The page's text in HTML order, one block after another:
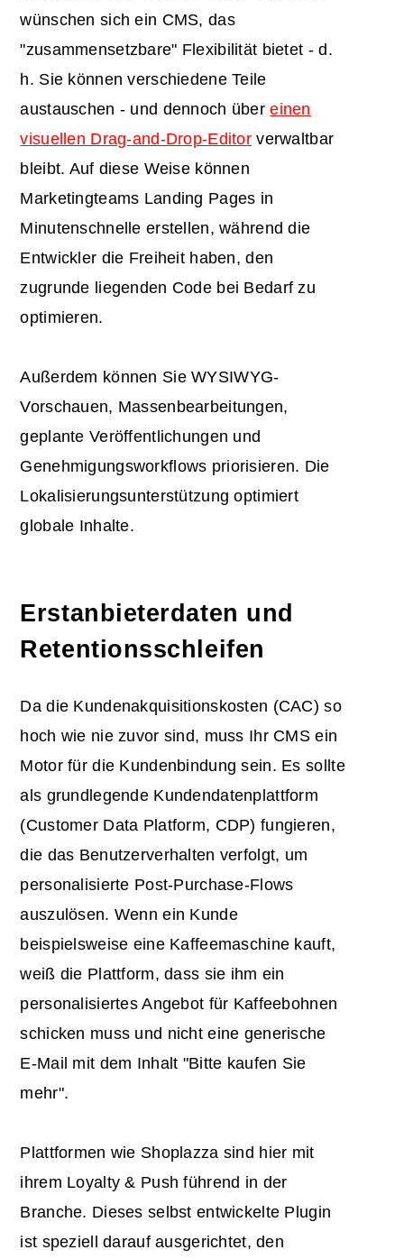
wünschen sich ein CMS, das
"zusammensetzbare" Flexibilität bietet - d.
h. Sie können verschiedene Teile
austauschen - und dennoch übereinen
visuellen Drag-and-Drop-Editor verwaltbar
bleibt. Auf diese Weise können
Marketingteams Landing Pages in
Minutenschnelle erstellen, während die
Entwickler die Freiheit haben, den
zugrunde liegenden Code bei Bedarf zu
optimieren.
Außerdem können Sie WYSIWYG-
Vorschauen, Massenbearbeitungen,
geplante Veröffentlichungen und
Genehmigungsworkflows priorisieren. Die
Lokalisierungsunterstützung optimiert
globale Inhalte.
Erstanbieterdaten und
Retentionsschleifen
Da die Kundenakquisitionskosten (CAC) so
hoch wie nie zuvor sind, muss Ihr CMS ein
Motor für die Kundenbindung sein. Es sollte
als grundlegende Kundendatenplattform
(Customer Data Platform, CDP) fungieren,
die das Benutzerverhalten verfolgt, um
personalisierte Post-Purchase-Flows
auszulösen. Wenn ein Kunde
beispielsweise eine Kaffeemaschine kauft,
weiß die Plattform, dass sie ihm ein
personalisiertes Angebot für Kaffeebohnen
schicken muss und nicht eine generische
E-Mail mit dem Inhalt "Bitte kaufen Sie
mehr".
Plattformen wie Shoplazza sind hier mit
ihrem Loyalty & Push führend in der
Branche. Dieses selbst entwickelte Plugin
ist speziell darauf ausgerichtet, den